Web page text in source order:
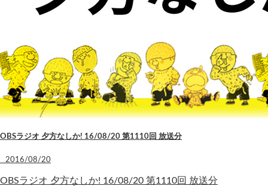
OBSラジオ 夕方なしか! 16/08/20 第1110回 放送分
2016/08/20
OBSラジオ 夕方なしか! 16/08/20 第1110回 放送分